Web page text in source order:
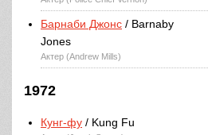
Барнаби Джонс / Barnaby
Jones
Актер (Andrew Mills)
1972
Кунг-фу / Kung Fu